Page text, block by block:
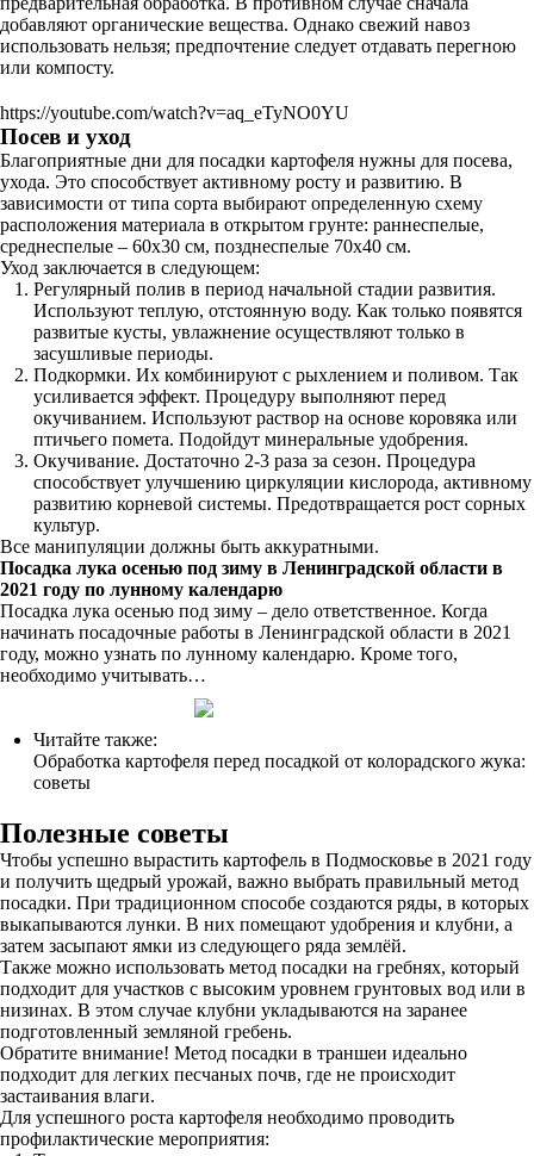
добавляют органические вещества. Однако свежий навоз
использовать нельзя; предпочтение следует отдавать перегною
или компосту.
https://youtube.com/watch?v=aq_eTyNO0YU
Посев и уход
Благоприятные дни для посадки картофеля нужны для посева,
ухода. Это способствует активному росту и развитию. В
зависимости от типа сорта выбирают определенную схему
расположения материала в открытом грунте: раннеспелые,
среднеспелые – 60х30 см, позднеспелые 70х40 см.
Уход заключается в следующем:
Регулярный полив в период начальной стадии развития.
Используют теплую, отстоянную воду. Как только появятся
развитые кусты, увлажнение осуществляют только в
засушливые периоды.
Подкормки. Их комбинируют с рыхлением и поливом. Так
усиливается эффект. Процедуру выполняют перед
окучиванием. Используют раствор на основе коровяка или
птичьего помета. Подойдут минеральные удобрения.
Окучивание. Достаточно 2-3 раза за сезон. Процедура
способствует улучшению циркуляции кислорода, активному
развитию корневой системы. Предотвращается рост сорных
культур.
Все манипуляции должны быть аккуратными.
Посадка лука осенью под зиму в Ленинградской области в
2021 году по лунному календарю
Посадка лука осенью под зиму – дело ответственное. Когда
начинать посадочные работы в Ленинградской области в 2021
году, можно узнать по лунному календарю. Кроме того,
необходимо учитывать…
Читайте также:
Обработка картофеля перед посадкой от колорадского жука:
советы
Полезные советы
Чтобы успешно вырастить картофель в Подмосковье в 2021 году
и получить щедрый урожай, важно выбрать правильный метод
посадки. При традиционном способе создаются ряды, в которых
выкапываются лунки. В них помещают удобрения и клубни, а
затем засыпают ямки из следующего ряда землёй.
Также можно использовать метод посадки на гребнях, который
подходит для участков с высоким уровнем грунтовых вод или в
низинах. В этом случае клубни укладываются на заранее
подготовленный земляной гребень.
Обратите внимание! Метод посадки в траншеи идеально
подходит для легких песчаных почв, где не происходит
застаивания влаги.
Для успешного роста картофеля необходимо проводить
профилактические мероприятия: